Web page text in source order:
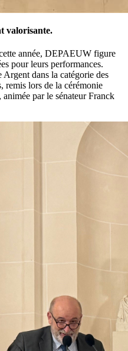
valorisante.
année, DEPAEUW figure
pour leurs performances.
dans la catégorie des
remis lors de la cérémonie
par le sénateur Franck